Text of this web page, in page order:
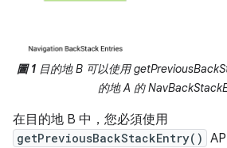
圖 1目的地 B 可以使用
的地 A 的
在目的地 B 中，您必須使用
getPreviousBackStackEntry()